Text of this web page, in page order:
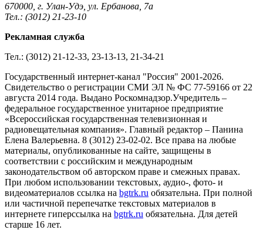
670000, г. Улан-Удэ, ул. Ербанова, 7а
Тел.: (3012) 21-23-10
Рекламная служба
Тел.: (3012) 21-12-33, 23-13-13, 21-34-21
Государственный интернет-канал "Россия" 2001-2026.
Cвидетельство о регистрации СМИ ЭЛ № ФС 77-59166 от 22
августа 2014 года. Выдано Роскомнадзор.Учредитель –
федеральное государственное унитарное предприятие
«Всероссийская государственная телевизионная и
радиовещательная компания». Главный редактор – Панина
Елена Валерьевна. 8 (3012) 23-02-02. Все права на любые
материалы, опубликованные на сайте, защищены в
соответствии с российским и международным
законодательством об авторском праве и смежных правах.
При любом использовании текстовых, аудио-, фото- и
видеоматериалов ссылка на bgtrk.ru обязательна. При полной
или частичной перепечатке текстовых материалов в
интернете гиперссылка на bgtrk.ru обязательна. Для детей
старше 16 лет.